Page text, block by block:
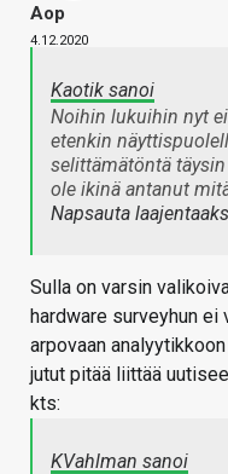
Aop
4.12.2020
Kaotik sanoi
Noihin lukuihin nyt
etenkin
selittämätöntä
ole ikinä antanut
Napsauta
Sulla on varsin
hardware surveyhun ei
arpovaan
jutut pitää liittää
kts:
KVahlman sanoi